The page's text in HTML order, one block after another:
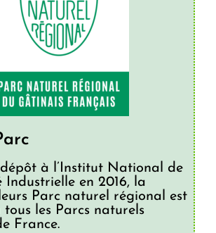
à l’Institut National de
Industrielle en 2016, la
Parc naturel régional est
tous les Parcs naturels
France.